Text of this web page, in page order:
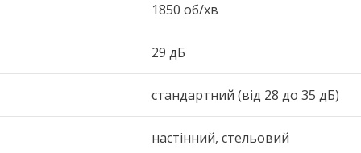
1850 об/хв
29 дБ
стандартний (від 28 до 35 дБ)
настінний, стельовий